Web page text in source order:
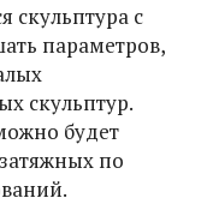
скульптура с
параметров,
скульптур.
будет
по